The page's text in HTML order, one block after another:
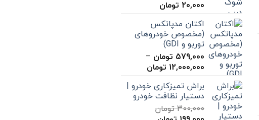
1,590,000 تومان
20,000 تومان
تا
اکتان مدپاتکس
(مخصوص خودروهای
توربو و GDI)
579,000 تومان –
12,000,000 تومان
تا
براش تمیزکاری خودرو |
دستیار نظافت خودرو
300,000تومان